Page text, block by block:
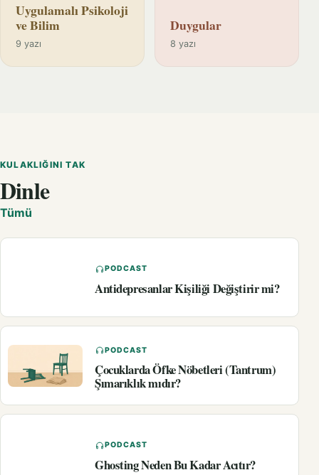
Uygulamalı Psikoloji
ve Bilim
9 yazı
Duygular
8 yazı
KULAKLIĞINI TAK
Dinle
Tümü
PODCAST
Antidepresanlar Kişiliği Değiştirir mi?
PODCAST
Çocuklarda Öfke Nöbetleri (Tantrum)
Şımarıklık mıdır?
PODCAST
Ghosting Neden Bu Kadar Acıtır?